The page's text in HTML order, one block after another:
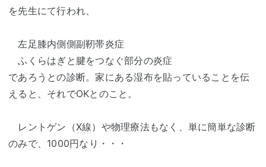
を先生にて行われ、
左足膝内側側副靭帯炎症
ふくらはぎと腱をつなぐ部分の炎症
であろうとの診断。家にある湿布を貼っていることを伝
えると、それでOKとのこと。
レントゲン（X線）や物理療法もなく、単に簡単な診断
のみで、1000円なり・・・